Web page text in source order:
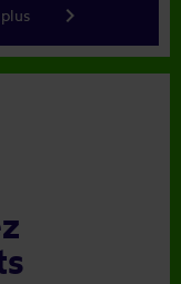
keyboard_arrow_right